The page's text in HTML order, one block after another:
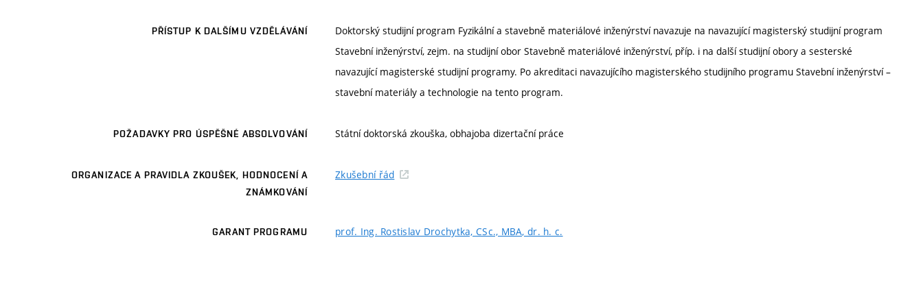
PŘÍSTUP K DALŠÍMU VZDĚLÁVÁNÍ
Doktorský studijní program Fyzikální a stavebně materiálové inženýrství navazuje na navazující magisterský studijní program
Stavební inženýrství, zejm. na studijní obor Stavebně materiálové inženýrství, příp. i na další studijní obory a sesterské
navazující magisterské studijní programy. Po akreditaci navazujícího magisterského studijního programu Stavební inženýrství –
stavební materiály a technologie na tento program.
POŽADAVKY PRO ÚSPĚŠNÉ ABSOLVOVÁNÍ Státní doktorská zkouška, obhajoba dizertační práce
ORGANIZACE A PRAVIDLA ZKOUŠEK, HODNOCENÍ A
ZNÁMKOVÁNÍ
Zkušební řád
GARANT PROGRAMU prof. Ing. Rostislav Drochytka, CSc., MBA, dr. h. c.